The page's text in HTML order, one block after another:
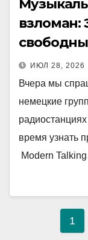
взломан:
ИЮЛ 28, 2026
Вчера мы
немецкие
время узнать
Modern
1